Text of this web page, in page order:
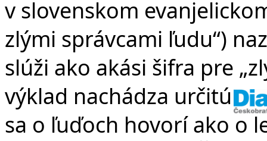
v slovenskom
zlými správcami ľudu“)
slúži ako akási šifra pre
výklad nachádza určitú
sa o ľuďoch hovorí ako o